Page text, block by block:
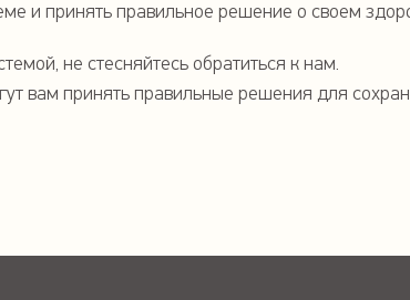
и принять правильное решение о своем
не стесняйтесь обратиться к нам.
вам принять правильные решения для